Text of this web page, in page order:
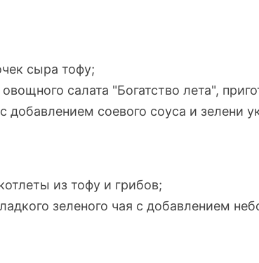
сыра тофу;
салата "Богатство лета",
добавлением соевого соуса и зелени
из тофу и грибов;
зеленого чая с добавлением